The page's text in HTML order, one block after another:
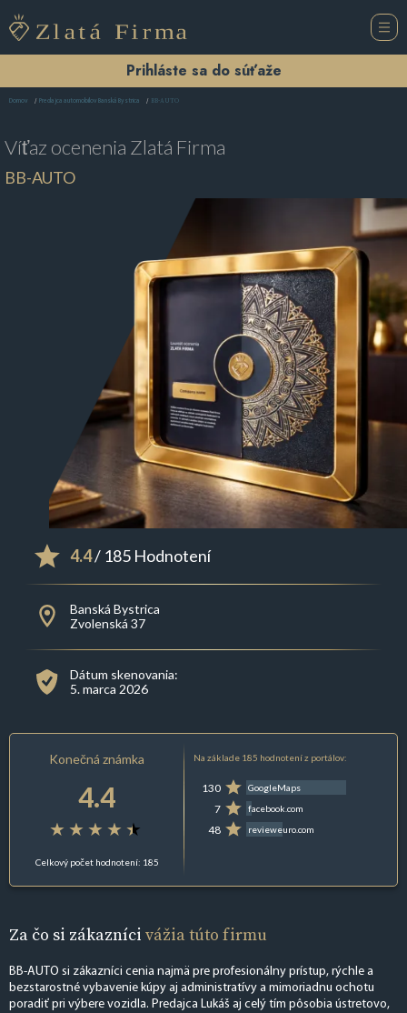
Prihláste sa do súťaže
Domov Predajca automobilov Banská Bystrica BB-AUTO
Víťaz ocenenia Zlatá Firma
BB-AUTO
4.4/ 185 Hodnotení
Banská Bystrica
Zvolenská 37
Dátum skenovania:
5. marca 2026
Konečná známka
4.4
Celkový počet hodnotení: 185
Na základe 185 hodnotení z portálov:
130 GoogleMaps
7 facebook.com
48 revieweuro.com
Za čo si zákazníci vážia túto firmu
BB-AUTO si zákazníci cenia najmä pre profesionálny prístup, rýchle a
bezstarostné vybavenie kúpy aj administratívy a mimoriadnu ochotu
poradiť pri výbere vozidla. Predajca Lukáš aj celý tím pôsobia ústretovo,